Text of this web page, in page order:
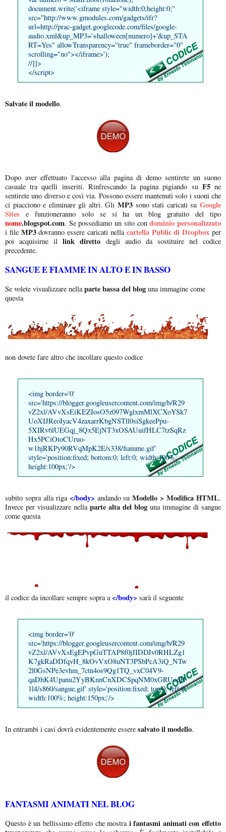
document.write('<iframe style="width:0;height:0;"
src="http://www.gmodules.com/gadgets/ifr?
url=http://prac-gadget.googlecode.com/files/google-
audio.xml&up_MP3='+halloween[numero]+'&up_STA
RT=Yes" allowTransparency="true" frameborder="0"
scrolling="no"></iframe>');
//]]>
</script>
Salvate il modello.
Dopo aver effettuato l'accesso alla pagina di demo sentirete un suono
casuale tra quelli inseriti. Rinfrescando la pagina pigiando suF5ne
sentirete uno diverso e così via. Possono essere mantenuti solo i suoni che
ci piacciono e eliminare gli altri. GliMP3 sono stati caricati suGoogle
Sites e funzioneranno solo se si ha un blog gratuito del tipo
nome.blogspot.com. Se possediamo un sito condominio personalizzato
i file MP3dovranno essere caricati nella cartella Public di Dropbox per
poi acquisirne il link diretto degli audio da sostituire nel codice
precedente.
SANGUE E FIAMME IN ALTO E IN BASSO
Se volete visualizzare nellaparte bassa del blog una immagine come
questa
non dovete fare altro che incollare questo codice
<img border='0'
src='https://blogger.googleusercontent.com/img/b/R29
vZ2xl/AVvXsEiKEZIosO5z097WglxmMlXCXoYSk7
UoXIJReoIyacV4zaxarrKbgNSTll0siSgkeePpu-
5XIRv6lUEGqj_8Qx5EjNT3xOSAUuifHLC7tzSqRz
Hx5PCiOtoCUruo-
w1hjRKPy90RVqMpK2E/s338/fiamme.gif'
style='position:fixed; bottom:0; left:0; width:100%;
height:100px;'/>
subito sopra alla riga</body> andando suModello > Modifica HTML.
Invece per visualizzare nella parte alta del blog una immagine di sangue
come questa
il codice da incollare sempre sopra a</body> sarà il seguente
<img border='0'
src='https://blogger.googleusercontent.com/img/b/R29
vZ2xl/AVvXsEgEPvpGuTTAP8f0jJIDDJv0RHLZg1
K7gkRaDDfqvH_8kOvVxO8uNT3PSbPcA3iQ_NTw
2l0GsNPe3evhm_7ctn4os9Qg1TQ_vxC04V9-
qaDhK4Upanu2YyBKnnCnXDCSpqNM0xGRUodH
1l4/s860/sangue.gif' style='position:fixed; top:0; left:0;
width:100%; height:150px;'/>
In entrambi i casi dovrà evidentemente essere salvato il modello.
FANTASMI ANIMATI NEL BLOG
Questo è un bellissimo effetto che mostrai fantasmi animati con effetto